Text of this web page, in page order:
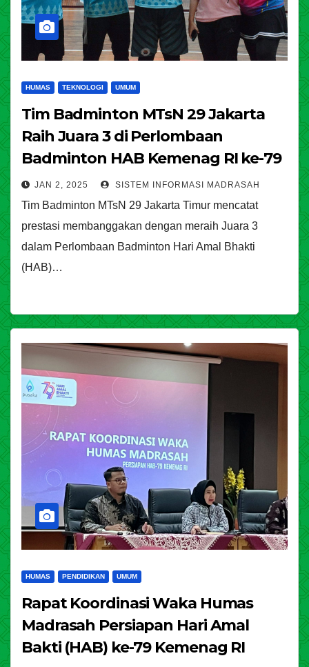
HUMAS TEKNOLOGI UMUM
Tim Badminton MTsN 29 Jakarta
Raih Juara 3 di Perlombaan
Badminton HAB Kemenag RI ke-79
JAN 2, 2025 SISTEM INFORMASI MADRASAH
Tim Badminton MTsN 29 Jakarta Timur mencatat
prestasi membanggakan dengan meraih Juara 3
dalam Perlombaan Badminton Hari Amal Bhakti
(HAB)…
HUMAS PENDIDIKAN UMUM
Rapat Koordinasi Waka Humas
Madrasah Persiapan Hari Amal
Bakti (HAB) ke-79 Kemenag RI